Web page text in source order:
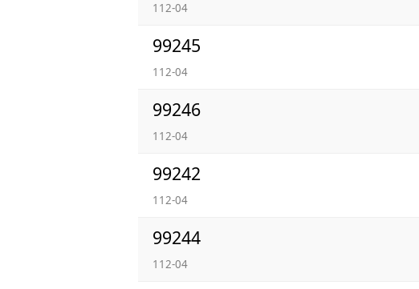
112-04
99245
112-04
99246
112-04
99242
112-04
99244
112-04